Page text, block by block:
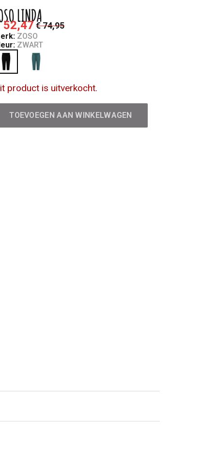
LINDA
52,47€ 74,95
ZOSO
ZWART
product is uitverkocht.
TOEVOEGEN AAN WINKELWAGEN